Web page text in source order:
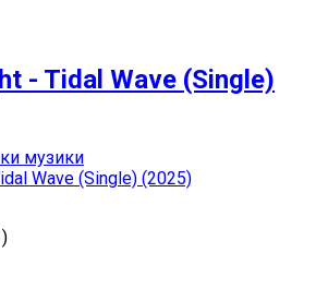
- Tidal Wave (Single)
музики